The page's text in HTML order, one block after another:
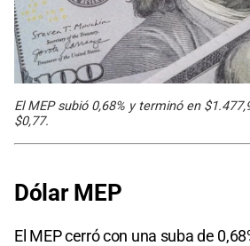
El MEP subió 0,68% y terminó en
$0,77.
Dólar MEP
El MEP cerró con una suba de